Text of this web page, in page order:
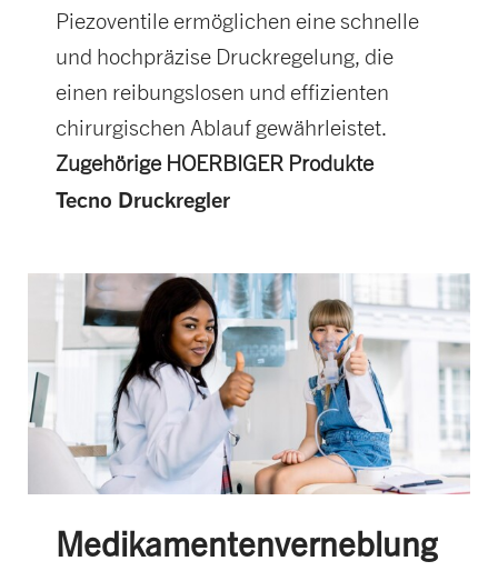
Piezoventile ermöglichen eine schnelle
und hochpräzise Druckregelung, die
einen reibungslosen und effizienten
chirurgischen Ablauf gewährleistet.
Zugehörige HOERBIGER Produkte
Tecno Druckregler
Medikamentenverneblung